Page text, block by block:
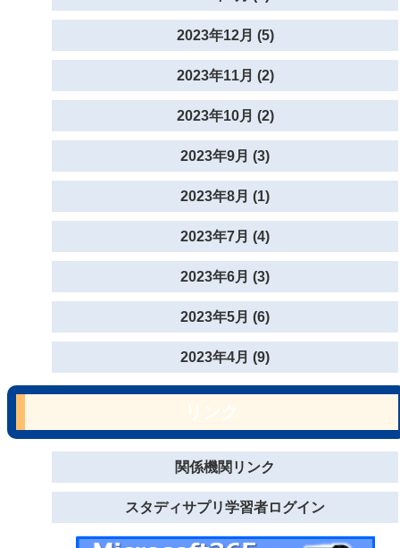
2023年12月 (5)
2023年11月 (2)
2023年10月 (2)
2023年9月 (3)
2023年8月 (1)
2023年7月 (4)
2023年6月 (3)
2023年5月 (6)
2023年4月 (9)
関係機関リンク
スタディサプリ学習者ログイン